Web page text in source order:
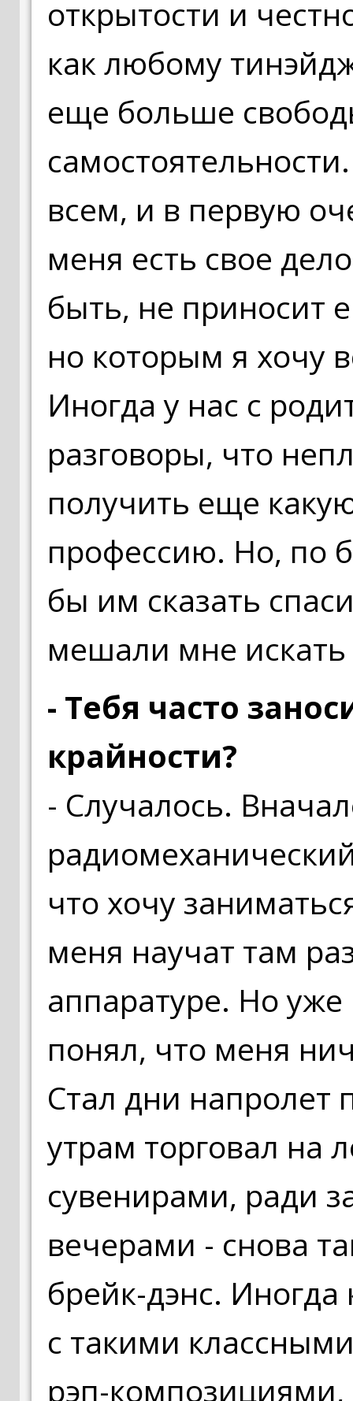
открытости и
как любому
еще больше
всем, и в первую
меня есть свое
быть, не приносит
но которым я хочу
Иногда у нас с
разговоры, что
получить еще
профессию. Но, по
бы им сказать
мешали мне искать
- Тебя часто
крайности?
- Случалось.
что хочу
меня научат там
аппаратуре. Но
понял, что меня
Стал дни напролет
утрам торговал на
сувенирами, ради
вечерами - снова
брейк-дэнс. Иногда
с такими
рэп-композициями,